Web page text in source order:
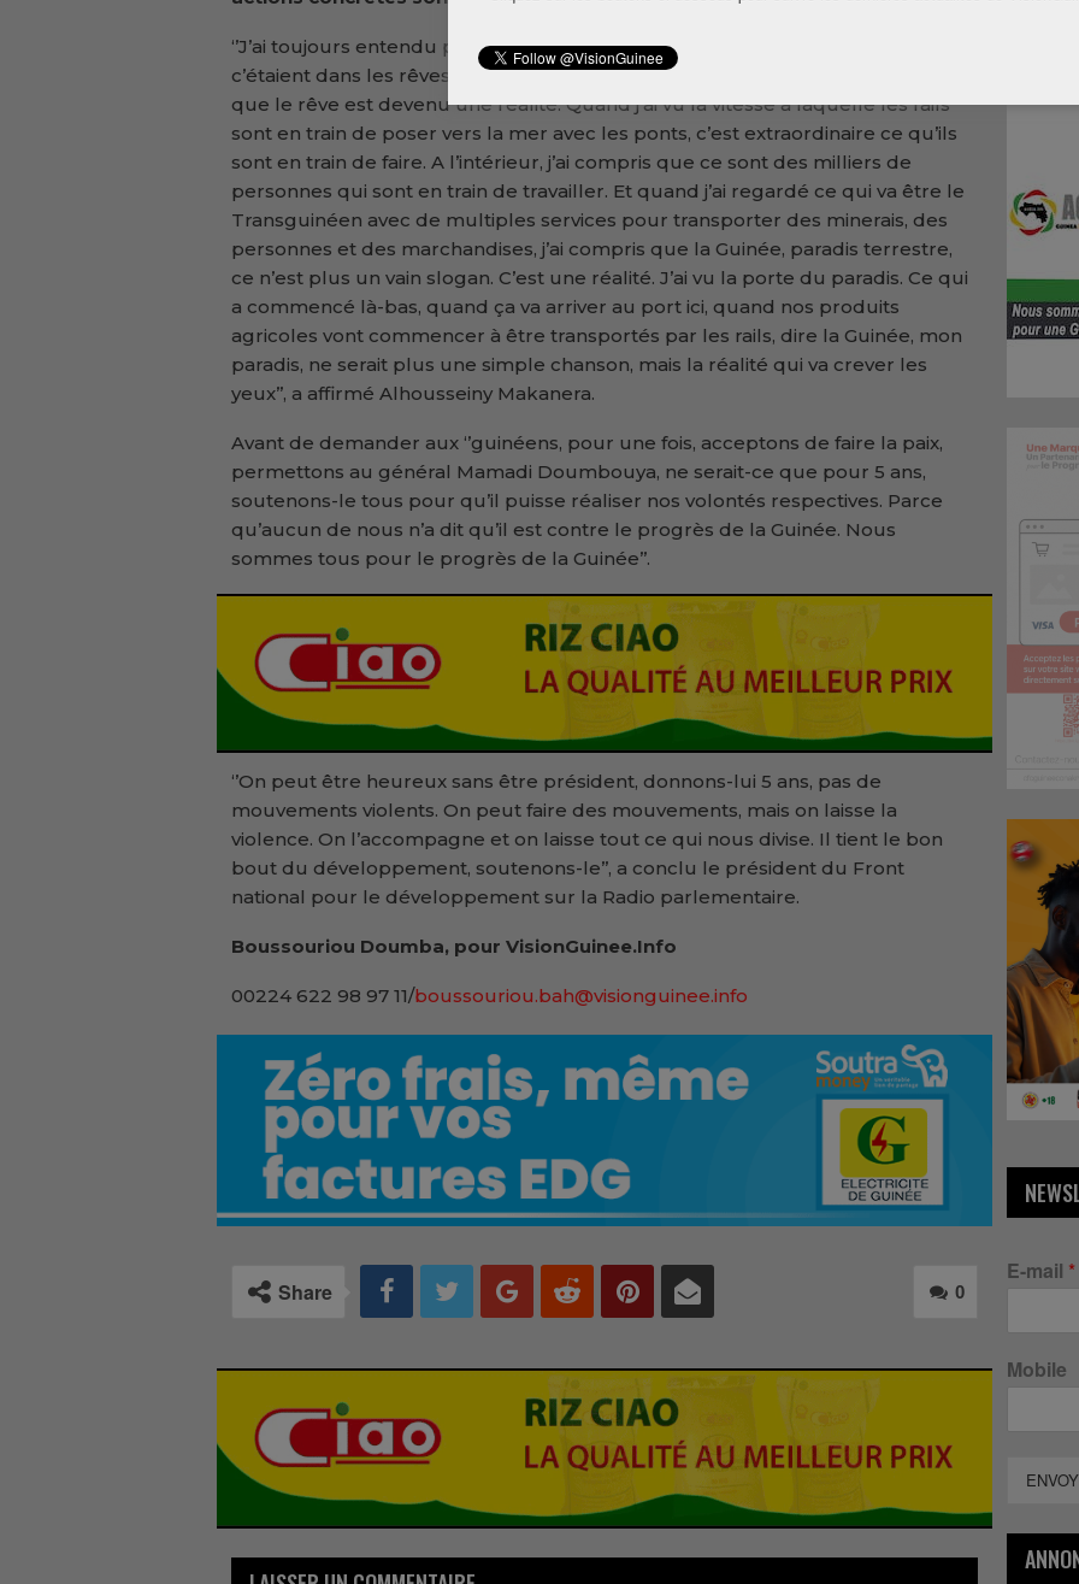
‘’J’ai toujours entendu parler de Simandou. Finalement, on a pensé que
c’étaient dans les rêves. Mais quand je suis arrivé avec le général, j’ai compris
que le rêve est devenu une réalité. Quand j’ai vu la vitesse à laquelle les rails
sont en train de poser vers la mer avec les ponts, c’est extraordinaire ce qu’ils
sont en train de faire. A l’intérieur, j’ai compris que ce sont des milliers de
personnes qui sont en train de travailler. Et quand j’ai regardé ce qui va être le
Transguinéen avec de multiples services pour transporter des minerais, des
personnes et des marchandises, j’ai compris que la Guinée, paradis terrestre,
ce n’est plus un vain slogan. C’est une réalité. J’ai vu la porte du paradis. Ce qui
a commencé là-bas, quand ça va arriver au port ici, quand nos produits
agricoles vont commencer à être transportés par les rails, dire la Guinée, mon
paradis, ne serait plus une simple chanson, mais la réalité qui va crever les
yeux’’, a affirmé Alhousseiny Makanera.
Avant de demander aux ‘’guinéens, pour une fois, acceptons de faire la paix,
permettons au général Mamadi Doumbouya, ne serait-ce que pour 5 ans,
soutenons-le tous pour qu’il puisse réaliser nos volontés respectives. Parce
qu’aucun de nous n’a dit qu’il est contre le progrès de la Guinée. Nous
sommes tous pour le progrès de la Guinée’’.
‘’On peut être heureux sans être président, donnons-lui 5 ans, pas de
mouvements violents. On peut faire des mouvements, mais on laisse la
violence. On l’accompagne et on laisse tout ce qui nous divise. Il tient le bon
bout du développement, soutenons-le’’, a conclu le président du Front
national pour le développement sur la Radio parlementaire.
Boussouriou Doumba, pour VisionGuinee.Info
00224 622 98 97 11/boussouriou.bah@visionguinee.info
0
Share
E-mail *
Mobile